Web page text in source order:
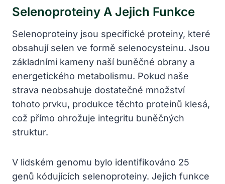
Selenoproteiny A Jejich Funkce
Selenoproteiny jsou specifické proteiny, které
obsahují selen ve formě selenocysteinu. Jsou
základními kameny naší buněčné obrany a
energetického metabolismu. Pokud naše
strava neobsahuje dostatečné množství
tohoto prvku, produkce těchto proteinů klesá,
což přímo ohrožuje integritu buněčných
struktur.
V lidském genomu bylo identifikováno 25
genů kódujících selenoproteiny. Jejich funkce